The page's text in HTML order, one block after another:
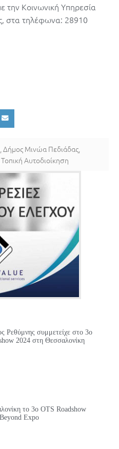
την Κοινωνική Υπηρεσία
στα τηλέφωνα: 28910
Δήμος Μινώα Πεδιάδας
Τοπική Αυτοδιοίκηση
Ρεθύμνης συμμετείχε στο 3ο
2024 στη Θεσσαλονίκη
το 3ο OTS Roadshow
Expo